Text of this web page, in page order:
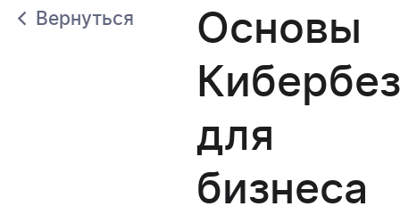
Вернуться
Основы
для
бизнеса